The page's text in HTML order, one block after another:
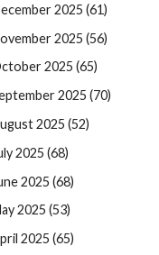
2025 (61)
2025 (56)
2025 (65)
2025 (70)
2025 (52)
2025 (68)
2025 (68)
2025 (53)
2025 (65)